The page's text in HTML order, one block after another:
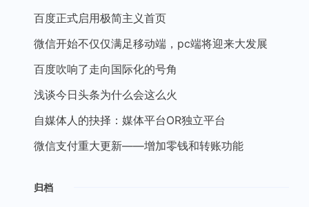
百度正式启用极简主义首页
微信开始不仅仅满足移动端，pc端将迎来大发展
百度吹响了走向国际化的号角
浅谈今日头条为什么会这么火
自媒体人的抉择：媒体平台OR独立平台
微信支付重大更新——增加零钱和转账功能
归档